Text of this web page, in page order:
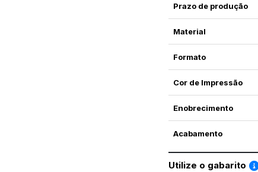
Prazo de produção
Material
Formato
Cor de Impressão
Enobrecimento
Acabamento
Utilize o gabarito